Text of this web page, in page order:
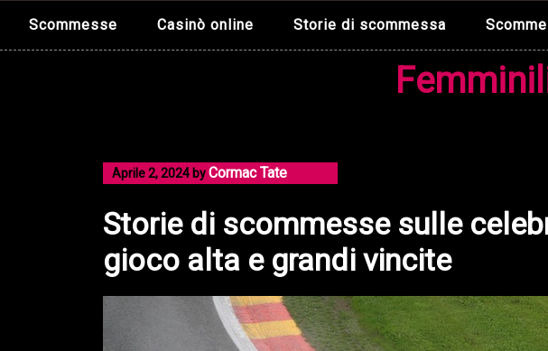
content
Scommesse Casinò online Storie di scommessa
Aprile 2, 2024 byCormac Tate
Storie di scommesse sulle
gioco alta e grandi vincite